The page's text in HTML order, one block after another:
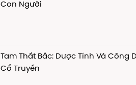
Con Người
Tam Thất Bắc: Dược Tính Và Công
Cổ Truyền